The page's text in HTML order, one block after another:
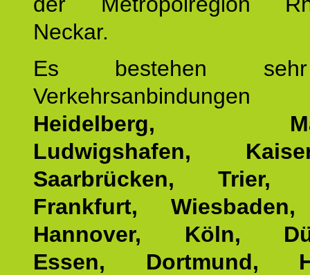
Neckar.
Es bestehen
Heidelberg,
Ludwigshafen,
Saarbrücken, Trier,
Frankfurt,
Hannover, Köln,
Essen, Dortmund,